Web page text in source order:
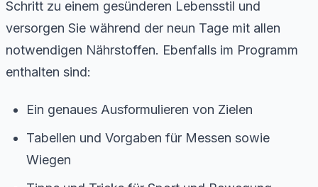
Schritt zu einem gesünderen Lebensstil und
versorgen Sie während der neun Tage mit allen
notwendigen Nährstoffen. Ebenfalls im Programm
enthalten sind:
Ein genaues Ausformulieren von Zielen
Tabellen und Vorgaben für Messen sowie
Wiegen